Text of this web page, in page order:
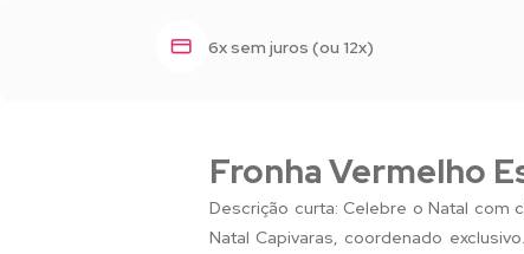
6x sem juros (ou 12x)
Fronha Vermelho
Descrição curta: Celebre o Natal com
Natal Capivaras, coordenado